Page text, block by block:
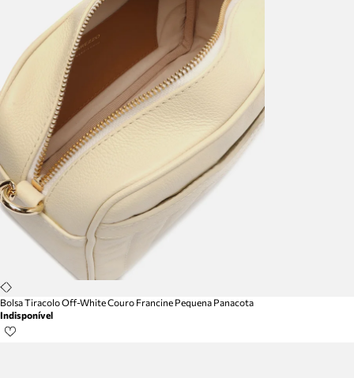
Bolsa Tiracolo Off-White Couro Francine Pequena Panacota
Indisponível